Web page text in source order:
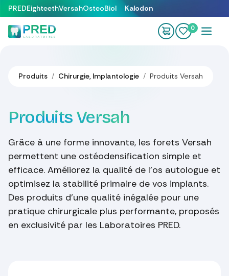
Se rendre au contenu
PREDEighteethVersahOsteoBiol Kalodon
0
Produits Chirurgie, Implantologie Produits Versah
Produits Versah
Grâce à une forme innovante, les forets Versah
permettent une ostéodensification simple et
efficace. Améliorez la qualité de l'os autologue et
optimisez la stabilité primaire de vos implants.
Des produits d'une qualité inégalée pour une
pratique chirurgicale plus performante, proposés
en exclusivité par les Laboratoires PRED.